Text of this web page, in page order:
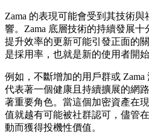
Zama 的表現可能會受到其技術
響。Zama 底層技術的持續發展
提升效率的更新可能引發正面的
是採用率，也就是新的使用者開
例如，不斷增加的用戶群或
代表著一個健康且持續擴展的網
著重要角色。當這個加密資產在
值就越有可能被社群認可，儘管
動而獲得投機性價值。